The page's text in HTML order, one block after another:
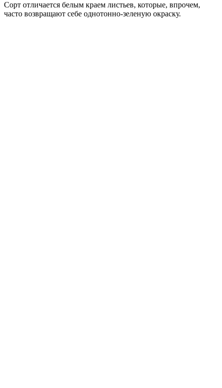
Сорт отличается белым краем листьев, которые, впрочем,
часто возвра­щают себе однотонно-зеленую окраску.